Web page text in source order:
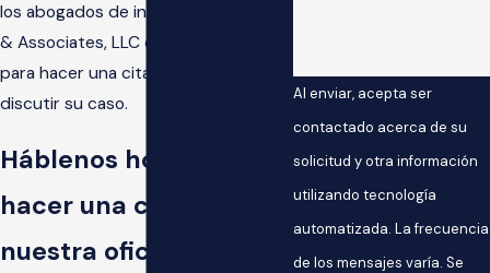
los abogados de inmigración de Milla
& Associates, LLC está disponible
para hacer una cita con usted y
discutir su caso.
Háblenos hoy para
hacer una consulta en
nuestra oficina en el
Al enviar, acepta ser
contactado acerca de su
solicitud y otra información
utilizando tecnología
automatizada. La frecuencia
de los mensajes varía. Se